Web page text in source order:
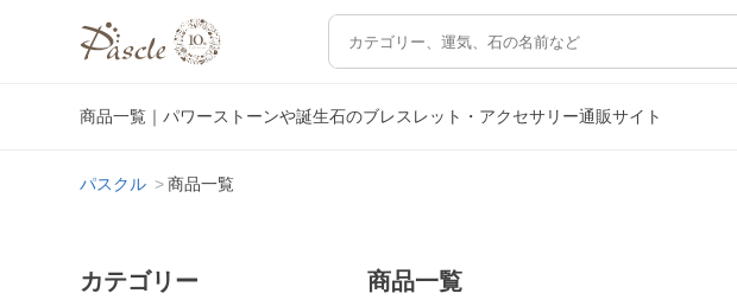
商品一覧｜パワーストーンや誕生石のブレスレット・アクセサリー通販サイト
パスクル 商品一覧
カテゴリー 商品一覧